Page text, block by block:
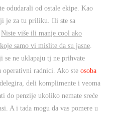
odudarali od ostale ekipe. Kao
je za tu priliku. Ili ste sa
Niste više ili manje cool ako
samo vi mislite da su jasne
se ne uklapaju tj ne prihvate
operativni radnici. Ako steosoba
deli komplimente i veoma
do penzije ukoliko nemate sreće
A i tada mogu da vas pomere u